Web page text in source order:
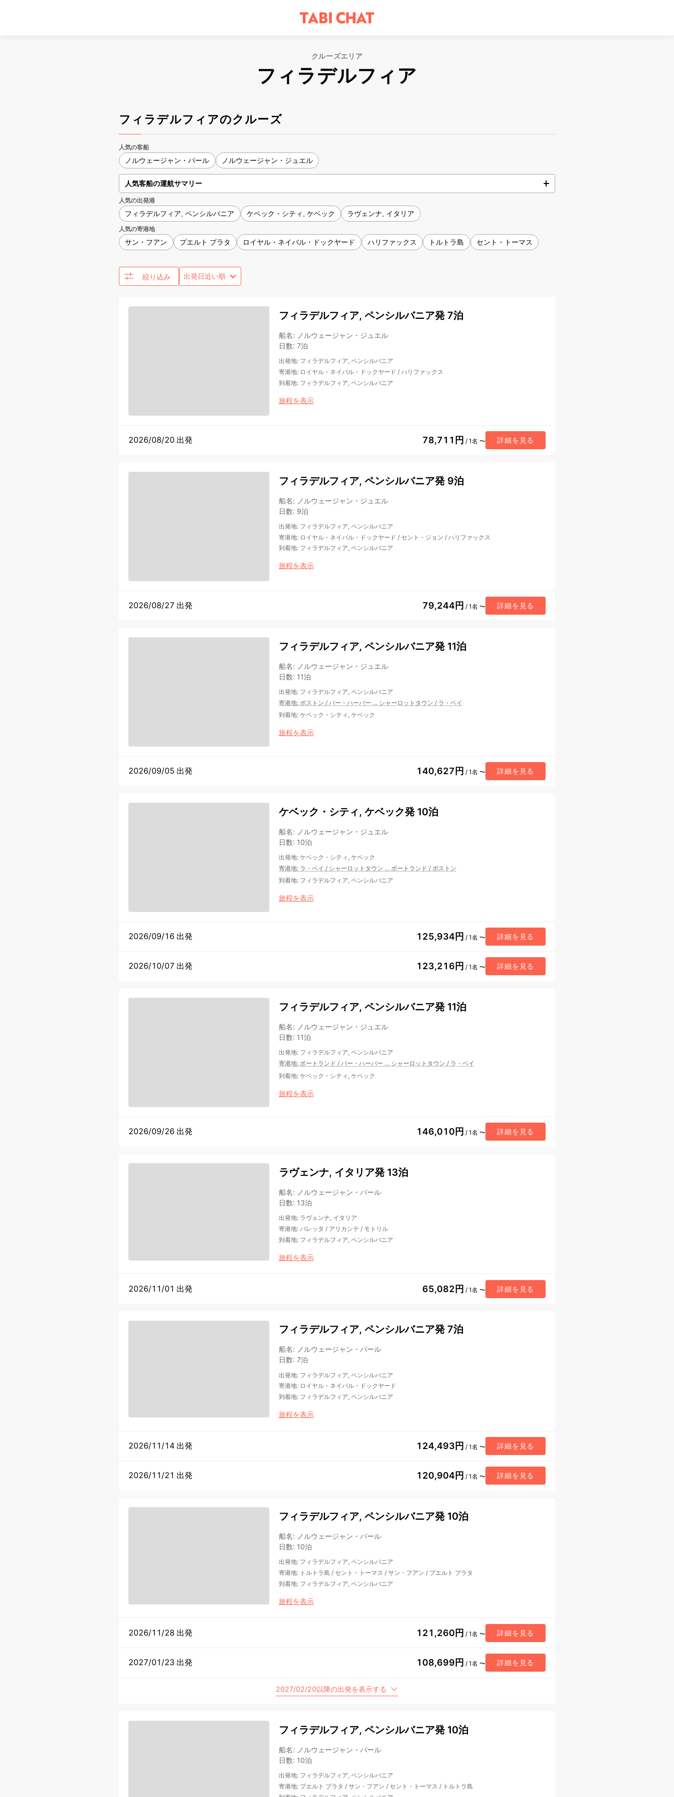
クルーズエリア
フィラデルフィア
フィラデルフィアのクルーズ
人気の客船
ノルウェージャン・パール ノルウェージャン・ジュエル
人気客船の運航サマリー
人気の出発港
フィラデルフィア, ペンシルバニア ケベック・シティ, ケベック ラヴェンナ, イタリア
人気の寄港地
サン・フアン プエルト プラタ ロイヤル・ネイバル・ドックヤード ハリファックス トルトラ島 セント・トーマス
絞り込み
フィラデルフィア, ペンシルバニア発 7泊
船名: ノルウェージャン・ジュエル
日数: 7泊
出発地: フィラデルフィア, ペンシルバニア
寄港地: ロイヤル・ネイバル・ドックヤード / ハリファックス
到着地: フィラデルフィア, ペンシルバニア
旅程を表示
2026/08/20 出発 78,711円 / 1名 〜 詳細を見る
フィラデルフィア, ペンシルバニア発 9泊
船名: ノルウェージャン・ジュエル
日数: 9泊
出発地: フィラデルフィア, ペンシルバニア
寄港地: ロイヤル・ネイバル・ドックヤード / セント・ジョン / ハリファックス
到着地: フィラデルフィア, ペンシルバニア
旅程を表示
2026/08/27 出発 79,244円 / 1名 〜 詳細を見る
フィラデルフィア, ペンシルバニア発 11泊
船名: ノルウェージャン・ジュエル
日数: 11泊
出発地: フィラデルフィア, ペンシルバニア
寄港地: ボストン / バー・ハーバー … シャーロットタウン / ラ・ベイ
到着地: ケベック・シティ, ケベック
旅程を表示
2026/09/05 出発 140,627円 / 1名 〜 詳細を見る
ケベック・シティ, ケベック発 10泊
船名: ノルウェージャン・ジュエル
日数: 10泊
出発地: ケベック・シティ, ケベック
寄港地: ラ・ベイ / シャーロットタウン … ポートランド / ボストン
到着地: フィラデルフィア, ペンシルバニア
旅程を表示
2026/09/16 出発 125,934円 / 1名 〜 詳細を見る
2026/10/07 出発 123,216円 / 1名 〜 詳細を見る
フィラデルフィア, ペンシルバニア発 11泊
船名: ノルウェージャン・ジュエル
日数: 11泊
出発地: フィラデルフィア, ペンシルバニア
寄港地: ポートランド / バー・ハーバー … シャーロットタウン / ラ・ベイ
到着地: ケベック・シティ, ケベック
旅程を表示
2026/09/26 出発 146,010円 / 1名 〜 詳細を見る
ラヴェンナ, イタリア発 13泊
船名: ノルウェージャン・パール
日数: 13泊
出発地: ラヴェンナ, イタリア
寄港地: バレッタ / アリカンテ / モトリル
到着地: フィラデルフィア, ペンシルバニア
旅程を表示
2026/11/01 出発 65,082円 / 1名 〜 詳細を見る
フィラデルフィア, ペンシルバニア発 7泊
船名: ノルウェージャン・パール
日数: 7泊
出発地: フィラデルフィア, ペンシルバニア
寄港地: ロイヤル・ネイバル・ドックヤード
到着地: フィラデルフィア, ペンシルバニア
旅程を表示
2026/11/14 出発 124,493円 / 1名 〜 詳細を見る
2026/11/21 出発 120,904円 / 1名 〜 詳細を見る
フィラデルフィア, ペンシルバニア発 10泊
船名: ノルウェージャン・パール
日数: 10泊
出発地: フィラデルフィア, ペンシルバニア
寄港地: トルトラ島 / セント・トーマス / サン・フアン / プエルト プラタ
到着地: フィラデルフィア, ペンシルバニア
旅程を表示
2026/11/28 出発 121,260円 / 1名 〜 詳細を見る
2027/01/23 出発 108,699円 / 1名 〜 詳細を見る
2027/02/20以降の出発を表示する
フィラデルフィア, ペンシルバニア発 10泊
船名: ノルウェージャン・パール
日数: 10泊
出発地: フィラデルフィア, ペンシルバニア
寄港地: プエルト プラタ / サン・フアン / セント・トーマス / トルトラ島